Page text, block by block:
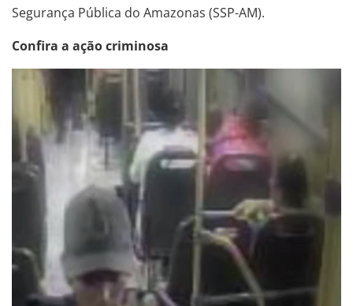
Segurança Pública do Amazonas (SSP-AM).
Confira a ação criminosa
Tocador
vídeo